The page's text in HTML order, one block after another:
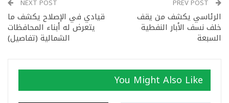
الرئاسي يكشف من يقف
خلف نسف الأبار النفطية
السبعة
NEXT POST
قيادي في الإصلاح يكشف ما
يتعرض له أبناء المحافظات
الشمالية (تفاصيل)
You Might Also Like